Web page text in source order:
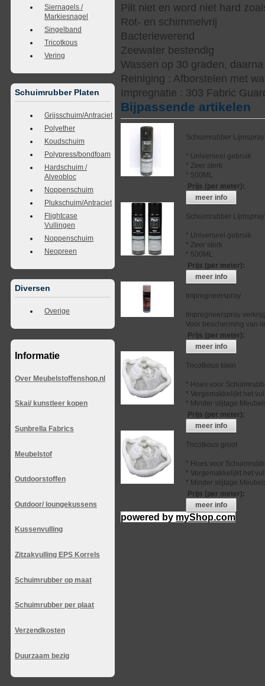
Siernagels /
Markiesnagel
Singelband
Tricotkous
Vering
Schuimrubber Platen
Grijsschuim/Antraciet
Polyether
Koudschuim
Polypress/bondfoam
Hardschuim /
Alveobloc
Noppenschuim
Plukschuim/Antraciet
Flightcase
Vullingen
Noppenschuim
Neopreen
Diversen
Overige
Informatie
Over Meubelstoffenshop.nl
Skai/ kunstleer kopen
Sunbrella Fabrics
Meubelstof
Outdoorstoffen
Outdoor/ loungekussens
Kussenvulling
Zitzakvulling EPS Korrels
Schuimrubber op maat
Schuimrubber per plaat
Verzendkosten
Duurzaam bezig
Pilt niet en word niet hard
Rot- en schimmelvrij
Bacteriewerend
Zeewater bestendig
Wassen op 30 graden,
Reiniging : Afborstelen met
Impregnatie : 303 Fabric
Bijpassende artikelen
Schuimrubber Lijmspray
* Universeel gebruik
* Zeer sterk
* 500ML
Prijs (per meter):
meer info
Schuimrubber
* Universeel gebruik
* Zeer sterk
* 500ML
Prijs (per meter):
meer info
Impregneerspray
Impregneerspray
Voor bescherming van
Prijs (per meter):
meer info
Tricotkous klein
* Hoes voor
* Vergemakkelijkt het
* Minder slijtage
Prijs (per meter):
meer info
Tricotkous groot
* Hoes voor
* Vergemakkelijkt het
* Minder slijtage
Prijs (per meter):
meer info
powered by myShop.com